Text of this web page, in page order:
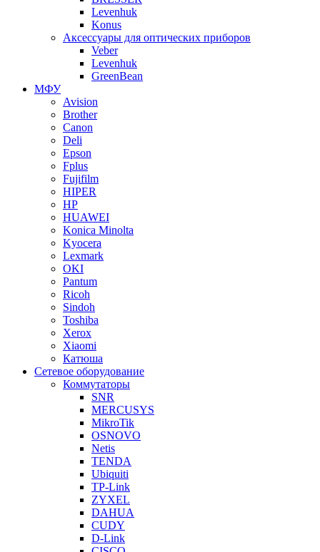
Levenhuk
Konus
Аксессуары для оптических приборов
Veber
Levenhuk
GreenBean
МФУ
Avision
Brother
Canon
Deli
Epson
Fplus
Fujifilm
HIPER
HP
HUAWEI
Konica Minolta
Kyocera
Lexmark
OKI
Pantum
Ricoh
Sindoh
Toshiba
Xerox
Xiaomi
Катюша
Сетевое оборудование
Коммутаторы
SNR
MERCUSYS
MikroTik
OSNOVO
Netis
TENDA
Ubiquiti
TP-Link
ZYXEL
DAHUA
CUDY
D-Link